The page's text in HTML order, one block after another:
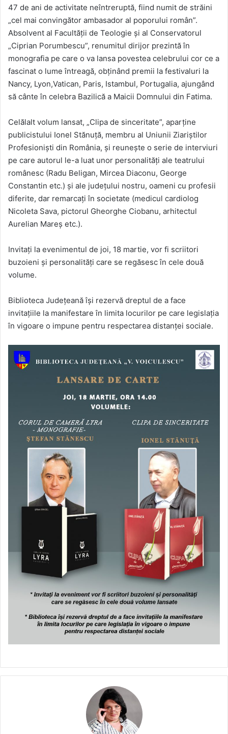
47 de ani de activitate neîntreruptă, fiind numit de străini
„cel mai convingător ambasador al poporului român”.
Absolvent al Facultății de Teologie și al Conservatorul
„Ciprian Porumbescu”, renumitul dirijor prezintă în
monografia pe care o va lansa povestea celebrului cor ce a
fascinat o lume întreagă, obținând premii la festivaluri la
Nancy, Lyon,Vatican, Paris, Istambul, Portugalia, ajungând
să cânte în celebra Bazilică a Maicii Domnului din Fatima.
Celălalt volum lansat, „Clipa de sinceritate”, aparține
publicistului Ionel Stănuță, membru al Uniunii Ziariștilor
Profesioniști din România, și reunește o serie de interviuri
pe care autorul le-a luat unor personalități ale teatrului
românesc (Radu Beligan, Mircea Diaconu, George
Constantin etc.) și ale județului nostru, oameni cu profesii
diferite, dar remarcați în societate (medicul cardiolog
Nicoleta Sava, pictorul Gheorghe Ciobanu, arhitectul
Aurelian Mareș etc.).
Invitați la evenimentul de joi, 18 martie, vor fi scriitori
buzoieni și personalități care se regăsesc în cele două
volume.
Biblioteca Județeană își rezervă dreptul de a face
invitațiile la manifestare în limita locurilor pe care legislația
în vigoare o impune pentru respectarea distanței sociale.